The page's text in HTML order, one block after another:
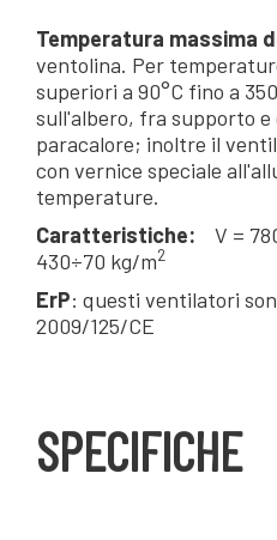
Temperatura massima
ventolina. Per
superiori a 90°C fino a
sull'albero, fra supporto
paracalore; inoltre il
con vernice speciale
temperature.
Caratteristiche:
V =
430÷70 kg/m2
ErP: questi ventilatori
2009/125/CE
SPECIFICHE